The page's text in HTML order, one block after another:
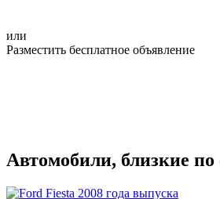
или
Разместить бесплатное объявление
Автомобили, близкие по